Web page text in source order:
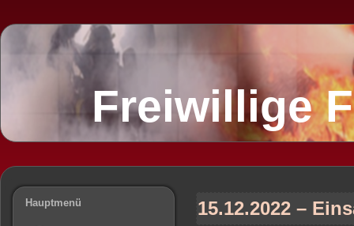
Freiwillige
Hauptmenü 15.12.2022 –